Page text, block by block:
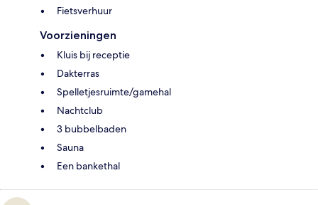
Fietsverhuur
Voorzieningen
Kluis bij receptie
Dakterras
Spelletjesruimte/gamehal
Nachtclub
3 bubbelbaden
Sauna
Een bankethal